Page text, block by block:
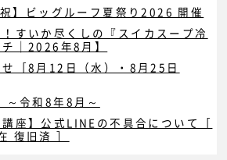
】ビッグルーフ夏祭り2026 開催
すいか尽くしの『スイカスープ冷
｜2026年8月】
［8月12日（水）・8月25日
～令和8年8月～
講座】公式LINEの不具合について［
復旧済 ］